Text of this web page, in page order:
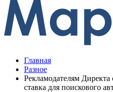
Главная
Разное
Рекламодателям Директа
ставка для поискового